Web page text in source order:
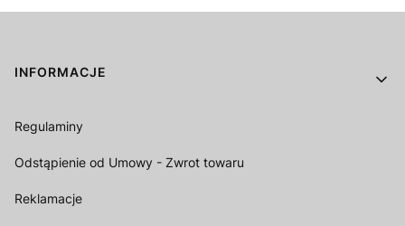
Linki w stopce
INFORMACJE
Regulaminy
Odstąpienie od Umowy - Zwrot towaru
Reklamacje